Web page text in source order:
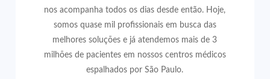
nos acompanha todos os dias desde então. Hoje,
somos quase mil profissionais em busca das
melhores soluções e já atendemos mais de 3
milhões de pacientes em nossos centros médicos
espalhados por São Paulo.